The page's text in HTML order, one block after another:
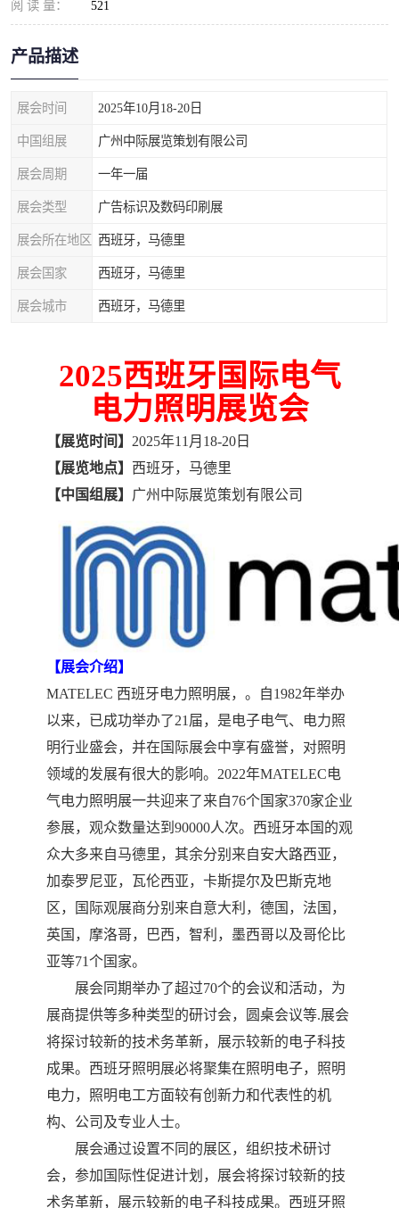
阅 读 量： 521
产品描述
展会时间 2025年10月18-20日
中国组展 广州中际展览策划有限公司
展会周期 一年一届
展会类型 广告标识及数码印刷展
展会所在地区 西班牙，马德里
展会国家 西班牙，马德里
展会城市 西班牙，马德里
2025西班牙国际电气
电力照明展览会
【展览时间】 2025年11月18-20 日
【展览地点】 西班牙，马德里
【中国组展】 广州中际展览策划有限公司
【展会介绍】
MATELEC 西班牙电力照明展，。 自1982年举办
以来，已成功举办了21 届， 是电子电气、电力照
明行业盛会， 并在国际展会中享有盛誉，对照明
领域的发展有很大的影响。 2022年MATELEC电
气电力照明展一共迎来了来自76个国家370家企业
参展， 观众数量达到 90000人次。西班牙本国的观
众大多来自马德里，其余分别来自安大路西亚，
加泰罗尼亚，瓦伦西亚，卡斯提尔及巴斯克地
区，国际观展商分别来自意大利，德国，法国，
英国，摩洛哥，巴西，智利，墨西哥以及哥伦比
亚等71个国家。
展会同期举办了超过70个的会议和活动，为
展商提供等多种类型的研讨会，圆桌会议等.展会
将探讨较新的技术务革新，展示较新的电子科技
成果。西班牙照明展必将聚集在照明电子，照明
电力，照明电工方面较有创新力和代表性的机
构、公司及专业人士。
展会通过设置不同的展区，组织技术研讨
会，参加国际性促进计划，展会将探讨较新的技
术务革新，展示较新的电子科技成果。西班牙照